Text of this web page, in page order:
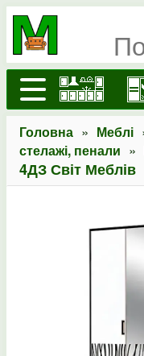
Головна » Меблі
стелажі, пенали »
4ДЗ Світ Меблів